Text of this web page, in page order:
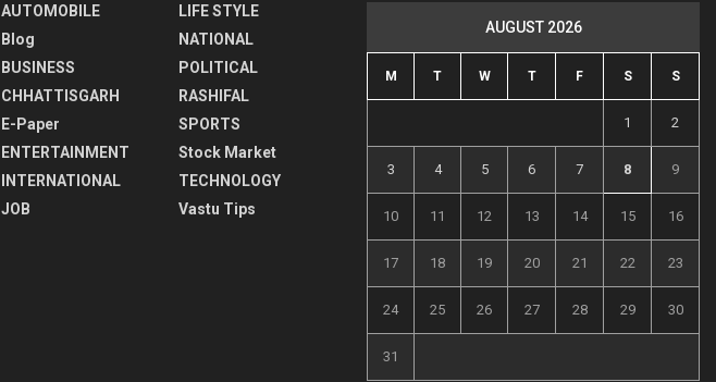
AUTOMOBILE
Blog
BUSINESS
CHHATTISGARH
E-Paper
ENTERTAINMENT
INTERNATIONAL
JOB
LIFE STYLE
NATIONAL
POLITICAL
RASHIFAL
SPORTS
Stock Market
TECHNOLOGY
Vastu Tips
AUGUST 2026
M T W T F S S
1 2
3 4 5 6 7 8 9
10 11 12 13 14 15 16
17 18 19 20 21 22 23
24 25 26 27 28 29 30
31